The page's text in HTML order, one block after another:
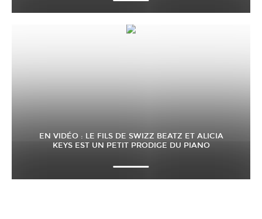
EN VIDÉO : LE FILS DE SWIZZ BEATZ ET ALICIA
KEYS EST UN PETIT PRODIGE DU PIANO